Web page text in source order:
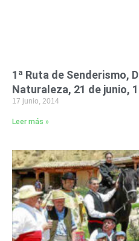
1ª Ruta de Senderismo,
Naturaleza, 21 de junio,
17 junio, 2014
Leer más »